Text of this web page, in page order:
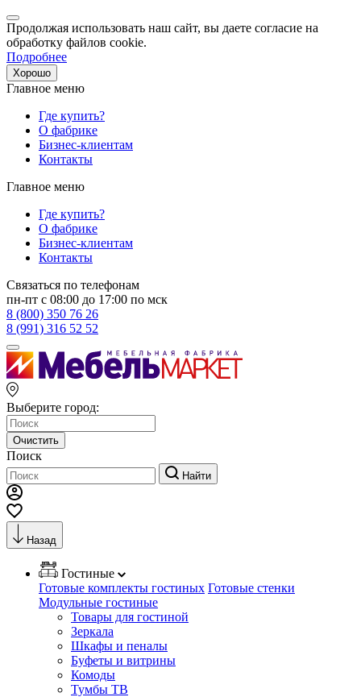
Продолжая использовать наш сайт, вы даете согласие на
обработку файлов cookie.
Подробнее
Хорошо
Главное меню
Где купить?
О фабрике
Бизнес-клиентам
Контакты
Главное меню
Где купить?
О фабрике
Бизнес-клиентам
Контакты
Связаться по телефонам
пн-пт с 08:00 до 17:00 по мск
8 (800) 350 76 26
8 (991) 316 52 52
Выберите город:
Очистить
Поиск
Найти
Назад
Гостиные
Готовые комплекты гостиных Готовые стенки
Модульные гостиные
Товары для гостиной
Зеркала
Шкафы и пеналы
Буфеты и витрины
Комоды
Тумбы ТВ